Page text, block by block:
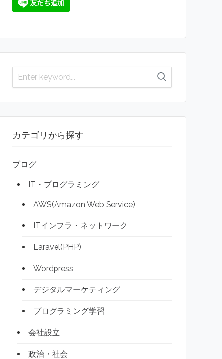
カテゴリから探す
ブログ
IT・プログラミング
AWS(Amazon Web Service)
ITインフラ・ネットワーク
Laravel(PHP)
Wordpress
デジタルマーケティング
プログラミング学習
会社設立
政治・社会